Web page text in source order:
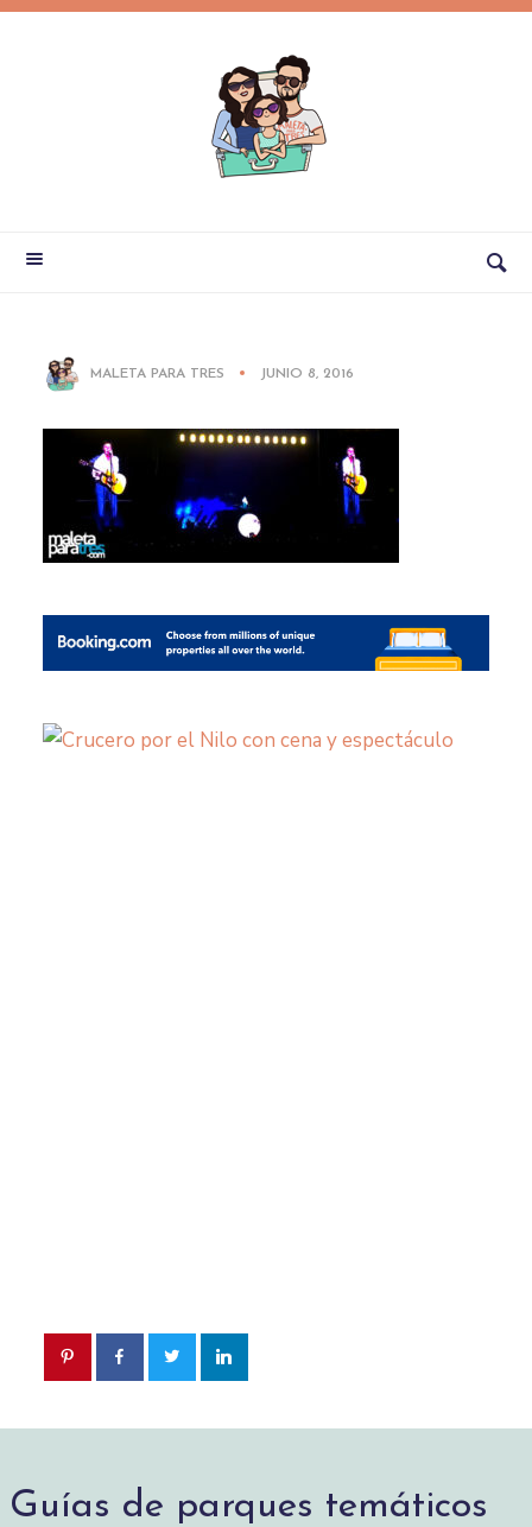
MALETA PARA TRES JUNIO 8, 2016
Guías de parques temáticos